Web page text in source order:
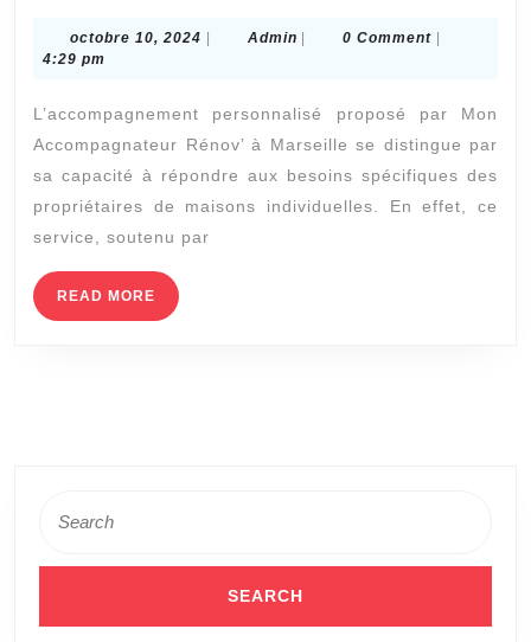
l’accompagnement
avec
Mon
Accompagnateur
Rénov’
octobre 10, 2024 octobreAdminAdmin0 Comment
4:29 pm
L’accompagnement personnalisé proposé par Mon
Accompagnateur Rénov’ à Marseille se distingue par
sa capacité à répondre aux besoins spécifiques des
propriétaires de maisons individuelles. En effet, ce
service, soutenu par
READ MORE READ
MORE
for: